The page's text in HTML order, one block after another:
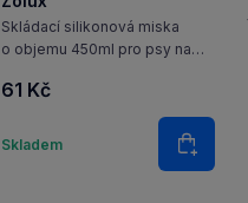
Bestseller
Miska skládací BIVOUAK
450ml silikonová modrá
Zolux
Skládací silikonová miska
pomůcka, která se hodí při
61 Kč